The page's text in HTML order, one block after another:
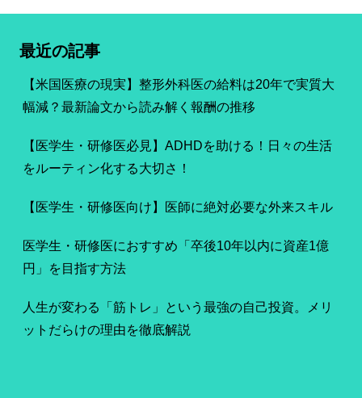
最近の記事
【米国医療の現実】整形外科医の給料は20年で実質大
幅減？最新論文から読み解く報酬の推移
【医学生・研修医必見】ADHDを助ける！日々の生活
をルーティン化する大切さ！
【医学生・研修医向け】医師に絶対必要な外来スキル
医学生・研修医におすすめ「卒後10年以内に資産1億
円」を目指す方法
人生が変わる「筋トレ」という最強の自己投資。メリ
ットだらけの理由を徹底解説